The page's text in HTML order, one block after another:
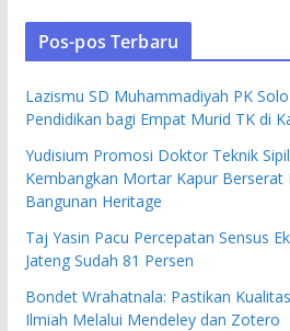
Pos-pos Terbaru
Lazismu SD Muhammadiyah PK
Pendidikan bagi Empat Murid TK di
Yudisium Promosi Doktor Teknik
Kembangkan Mortar Kapur Berserat
Bangunan Heritage
Taj Yasin Pacu Percepatan Sensus
Jateng Sudah 81 Persen
Bondet Wrahatnala: Pastikan
Ilmiah Melalui Mendeley dan Zotero